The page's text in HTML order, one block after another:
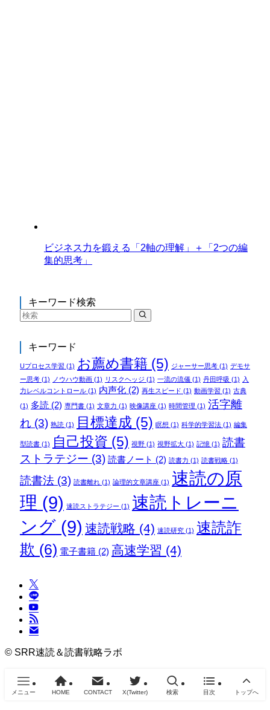
ビジネス力を鍛える「2軸の理解」＋「2つの編
集的思考」
キーワード検索
キーワード
Uプロセス学習 (1) お薦め書籍 (5) ジャーサー思考(1) デモサ
ー思考(1) ノウハウ動画(1) リスクヘッジ (1) 一流の流儀(1) 丹田呼吸 (1) 入
力レベルコントロール(1) 内声化(2) 再生スピード (1) 動画学習 (1) 古典
(1) 多読 (2) 専門書(1) 文章力 (1) 映像講座(1) 時間管理 (1) 活字離
れ(3) 熟読(1) 目標達成 (5) 瞑想 (1) 科学的学習法(1) 編集
型読書(1) 自己投資 (5) 視野(1) 視野拡大(1) 記憶(1) 読書
ストラテジー (3) 読書ノート (2) 読書力 (1) 読書戦略(1)
読書法(3) 読書離れ(1) 論理的文章講座(1) 速読の原
理 (9) 速読ストラテジー (1) 速読トレーニ
ング(9) 速読戦略 (4) 速読研究(1) 速読詐
欺 (6) 電子書籍(2) 高速学習 (4)
© SRR速読＆読書戦略ラボ
メニュー HOME CONTACT X(Twitter) 検索 目次 トップへ